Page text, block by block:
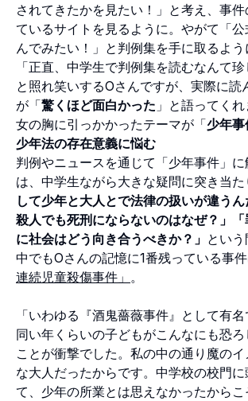
されてきたかを見たい！」と考え、事
ているサイトを見るように。やがて「
んでみたい！」と判例集を手に取るよう
「正直、中学生で判例集を読むなんて珍
と照れ笑いするOさんですが、実際に読
が「驚くほど面白かった 」と語ってく
女の胸に引っかかったテーマが「少年事
少年法の存在意義に悩む
判例やニュースを通じて「少年事件」
は、中学生ながら大きな疑問に突き当た
して少年と大人とで法律の扱いが違う
殺人でも死刑にならないのはなぜ？」
に社会はどう向き合うべきか？」 という
中でもOさんの記憶に1番残っている事
連続児童殺傷事件」 。
「いわゆる『酒鬼薔薇事件』として有
同い年くらいの子どもがこんなにも恐
ことが衝撃でした。私の中の通り魔の
な大人だったからです。中学校の校門
て、少年の所業とは思えなかったから